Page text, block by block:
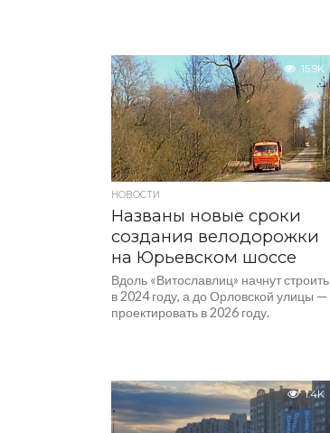
15.9K
НОВОСТИ
Названы новые сроки
создания велодорожки
на Юрьевском шоссе
Вдоль «Витославлиц» начнут строить
в 2024 году, а до Орловской улицы —
проектировать в 2026 году.
1.4K